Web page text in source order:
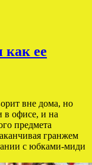
как ее
вне дома, но
в офисе, и на
предмета
гранжем
с юбками-миди